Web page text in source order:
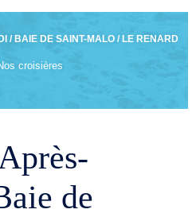
/ BAIE DE SAINT-MALO / LE RENARD
croisières
de